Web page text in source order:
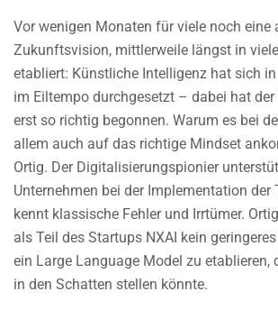
Vor wenigen Monaten für viele noch eine
Zukunftsvision, mittlerweile längst in
etabliert: Künstliche Intelligenz hat sich
im Eiltempo durchgesetzt – dabei hat der
erst so richtig begonnen. Warum es bei
allem auch auf das richtige Mindset
Ortig. Der Digitalisierungspionier
Unternehmen bei der Implementation der
kennt klassische Fehler und Irrtümer.
als Teil des Startups NXAI kein
ein Large Language Model zu etablieren,
in den Schatten stellen könnte.